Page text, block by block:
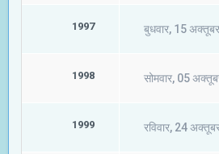
1997 बुधवार, 15
1998 सोमवार, 05
1999 रविवार, 24